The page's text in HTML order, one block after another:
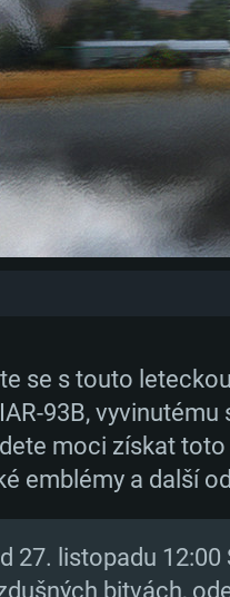
se s touto
93B,
moci získat
emblémy a další
27. listopadu
bitvách,